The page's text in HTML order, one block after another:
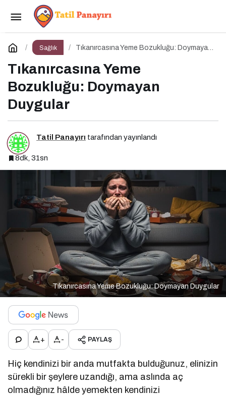
Sağlık
Tıkanırcasına Yeme Bozukluğu: Doymayan
Tıkanırcasına Yeme
Bozukluğu: Doymayan
Duygular
Tatil Panayırı tarafından yayınlandı
8dk, 31sn
Tıkanırcasına Yeme Bozukluğu: Doymayan Duygular
+ - PAYLAŞ
Hiç kendinizi bir anda mutfakta bulduğunuz, elinizin
sürekli bir şeylere uzandığı, ama aslında aç
olmadığınız hâlde yemekten kendinizi
Bulimia Nervoza ile Savaşmak
Yorum Yap